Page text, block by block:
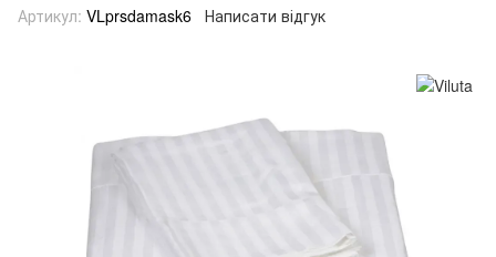
Артикул: VLprsdamask6 Написати відгук